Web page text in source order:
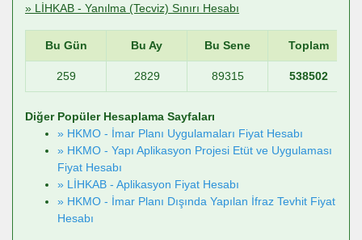
» LİHKAB - Yanılma (Tecviz) Sınırı Hesabı
Bu Gün Bu Ay Bu Sene Toplam
259 2829 89315 538502
Diğer Popüler Hesaplama Sayfaları
» HKMO - İmar Planı Uygulamaları Fiyat Hesabı
» HKMO - Yapı Aplikasyon Projesi Etüt ve Uygulaması
Fiyat Hesabı
» LİHKAB - Aplikasyon Fiyat Hesabı
» HKMO - İmar Planı Dışında Yapılan İfraz Tevhit Fiyat
Hesabı